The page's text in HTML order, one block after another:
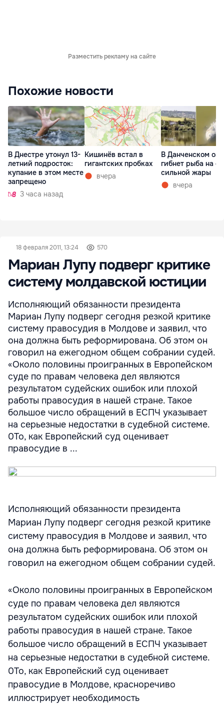
Разместить рекламу на сайте
Похожие новости
В Днестре утонул 13-
летний подросток:
купание в этом месте
запрещено
3 часа назад
Кишинёв встал в
гигантских пробках
вчера
В Данченском
гибнет рыба на
сильной жары
вчера
18 февраля 2011, 13:24 570
Мариан Лупу подверг критике
систему молдавской юстиции
Исполняющий обязанности президента
Мариан Лупу подверг сегодня резкой критике
систему правосудия в Молдове и заявил, что
она должна быть реформирована. Об этом он
говорил на ежегодном общем собрании судей.
«Около половины проигранных в Европейском
суде по правам человека дел являются
результатом судейских ошибок или плохой
работы правосудия в нашей стране. Такое
большое число обращений в ЕСПЧ указывает
на серьезные недостатки в судебной системе.
0То, как Европейский суд оценивает
правосудие в ...
Исполняющий обязанности президента
Мариан Лупу подверг сегодня резкой критике
систему правосудия в Молдове и заявил, что
она должна быть реформирована. Об этом он
говорил на ежегодном общем собрании судей.
«Около половины проигранных в Европейском
суде по правам человека дел являются
результатом судейских ошибок или плохой
работы правосудия в нашей стране. Такое
большое число обращений в ЕСПЧ указывает
на серьезные недостатки в судебной системе.
0То, как Европейский суд оценивает
правосудие в Молдове, красноречиво
иллюстрирует необходимость